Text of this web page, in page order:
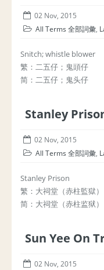
02 Nov, 2015
All Terms 全部詞彙,
Snitch; whistle blower
繁：二五仔；鬼頭仔
简：二五仔；鬼头仔
Stanley
02 Nov, 2015
All Terms 全部詞彙,
Stanley Prison
繁：大祠堂（赤柱監獄）
简：大祠堂（赤柱监狱）
Sun Yee On
02 Nov, 2015